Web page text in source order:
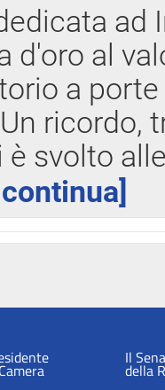
ad
d'oro al
a
ricordo,
è svolto
Il
della